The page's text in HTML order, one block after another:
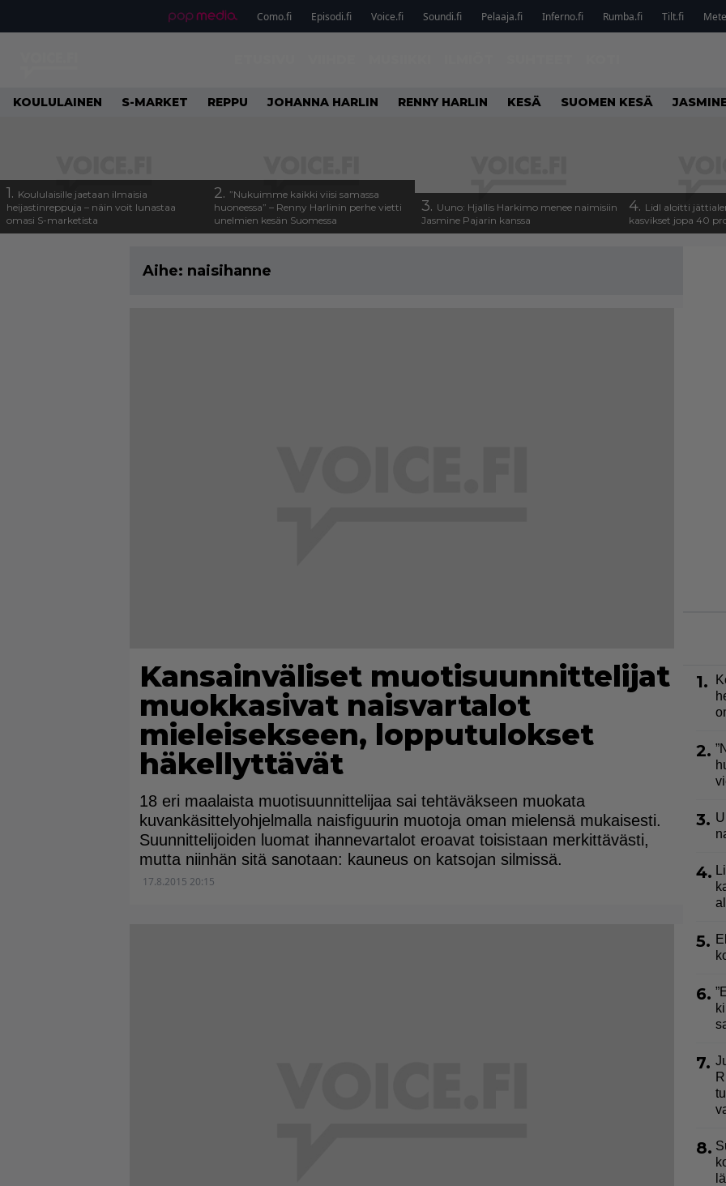
Como.fi Episodi.fi Voice.fi Soundi.fi Pelaaja.fi Inferno.fi Rumba.fi Tilt.fi
KOULULAINEN S-MARKET REPPU JOHANNA HARLIN RENNY HARLIN KESÄ SUOMEN KESÄ
1. Koululaisille jaetaan ilmaisia
heijastinreppuja – näin voit lunastaa
omasi S-marketista
2. ”Nukuimme kaikki viisi samassa
huoneessa” – Renny Harlinin perhe vietti
unelmien kesän Suomessa
3. Uuno: Hjallis Harkimo menee naimisiin
Jasmine Pajarin kanssa
4. Lidl aloitti
kasvikset jopa 40
Aihe: naisihanne
Kansainväliset muotisuunnittelijat
muokkasivat naisvartalot
mieleisekseen, lopputulokset
häkellyttävät
18 eri maalaista muotisuunnittelijaa sai tehtäväkseen muokata
kuvankäsittelyohjelmalla naisfiguurin muotoja oman mielensä mukaisesti.
Suunnittelijoiden luomat ihannevartalot eroavat toisistaan merkittävästi,
mutta niinhän sitä sanotaan: kauneus on katsojan silmissä.
17.8.2015 20:15
1.
2.
3.
4.
5.
6.
7.
8.